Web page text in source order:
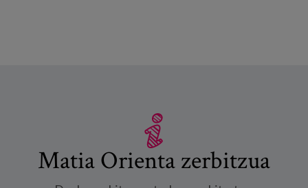
Matia Orienta zerbitzua